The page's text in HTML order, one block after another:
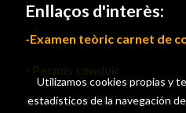
Enllaços d'interès:
-Examen teòric carnet de
- Permís conduir
CASTELLANO
Utilizamos cookies propias y
estadísticos de la navegación